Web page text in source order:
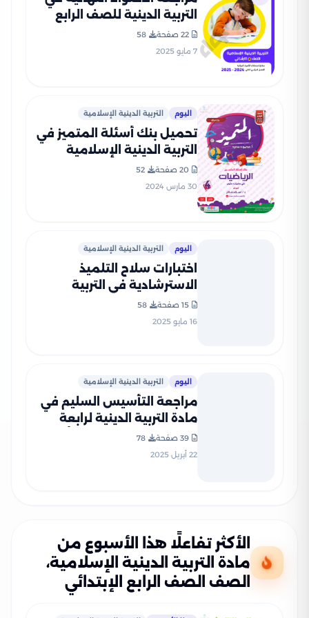
التربية الدينية للصف الرابع
PDF بالاجابات
22 صفحة
58
7 مايو 2025
اليوم التربية الدينية الإسلامية
تحميل بنك أسئلة المتميز في
التربية الدينية الإسلامية
لشهر مارس للصف الرابع
الابتدائي مع الإجابات
20 صفحة
52
30 مارس 2024
اليوم التربية الدينية الإسلامية
اختبارات سلاح التلميذ
الاسترشادية في التربية
الدينية لرابعة ابتدائي الترم
الثاني PDF بالاجابات
15 صفحة
58
16 مايو 2025
اليوم التربية الدينية الإسلامية
مراجعة التأسيس السليم في
مادة التربية الدينية لرابعة
بصيغة PDF
39 صفحة
78
22 أبريل 2025
الأكثر تفاعلًا هذا الأسبوع من
مادة التربية الدينية الإسلامية،
الصف الصف الرابع الإبتدائي